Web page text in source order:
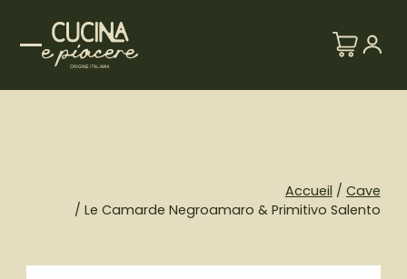
content
Accueil / Cave
/ Le Camarde Negroamaro & Primitivo Salento